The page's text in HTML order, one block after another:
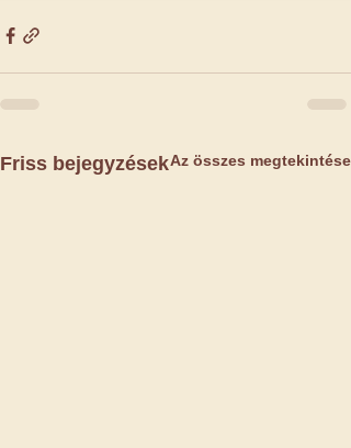
Friss bejegyzésekAz összes megtekintése